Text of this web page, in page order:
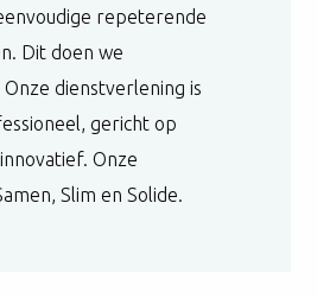
repeterende
Dit doen we
dienstverlening is
gericht op
Onze
Slim en Solide.